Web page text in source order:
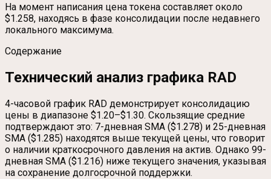
На момент написания цена токена составляет около
$1.258, находясь в фазе консолидации после недавнего
локального максимума.
Содержание
Технический анализ графика RAD
4-часовой график RAD демонстрирует консолидацию
цены в диапазоне $1.20–$1.30. Скользящие средние
подтверждают это: 7-дневная SMA ($1.278) и 25-дневная
SMA ($1.285) находятся выше текущей цены, что говорит
о наличии краткосрочного давления на актив. Однако 99-
дневная SMA ($1.216) ниже текущего значения, указывая
на сохранение долгосрочной поддержки.